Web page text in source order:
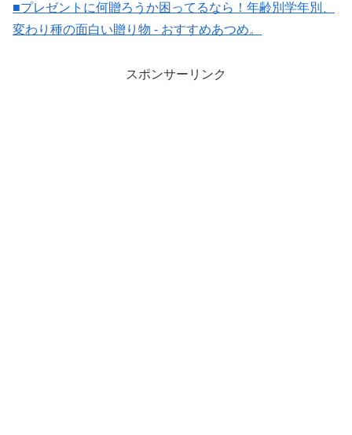
■プレゼントに何贈ろうか困ってるなら！年齢別学年別、
変わり種の面白い贈り物 - おすすめあつめ。
スポンサーリンク